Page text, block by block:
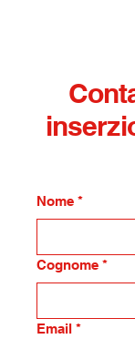
Nome *
Cognome *
Email *